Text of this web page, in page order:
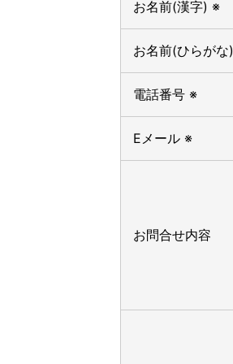
お名前(漢字) ※
お名前(ひらがな)
電話番号 ※
Eメール ※
お問合せ内容